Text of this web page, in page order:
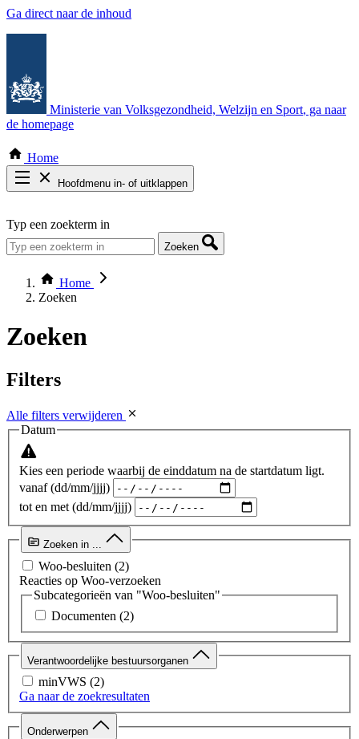
Ga direct naar de inhoud
Ministerie van Volksgezondheid, Welzijn en Sport, ga naar
de homepage
Home
Hoofdmenu in- of uitklappen
Thema COVID-19
Bekijk per bestuursorgaan
Typ een zoekterm in
Zoeken
Home
Zoeken
Zoeken
Filters
Alle filters verwijderen
Datum
Kies een periode waarbij de einddatum na de startdatum ligt.
vanaf (dd/mm/jjjj)
tot en met (dd/mm/jjjj)
Zoeken in ...
Woo-besluiten (2)
Reacties op Woo-verzoeken
Subcategorieën van "Woo-besluiten"
Documenten (2)
Verantwoordelijke bestuursorganen
minVWS (2)
Ga naar de zoekresultaten
Onderwerpen